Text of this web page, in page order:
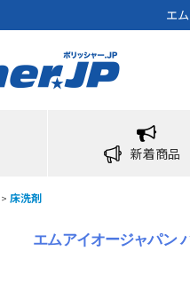
エ
新着商品
> 床洗剤
エムアイオージャパン